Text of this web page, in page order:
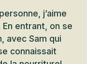
j’aime
entrant, on se
avec Sam qui
connaissait